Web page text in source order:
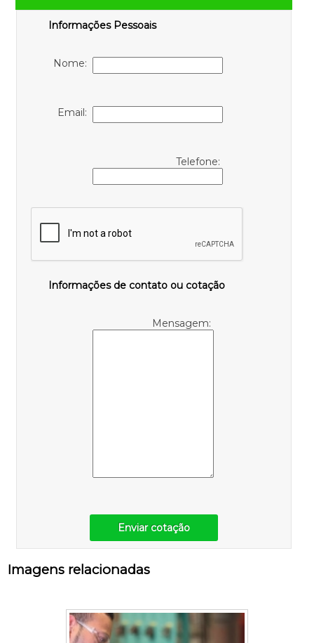
Informações Pessoais
Nome:
Email:
Telefone:
Informações de contato ou cotação
Mensagem:
Enviar cotação
Imagens relacionadas